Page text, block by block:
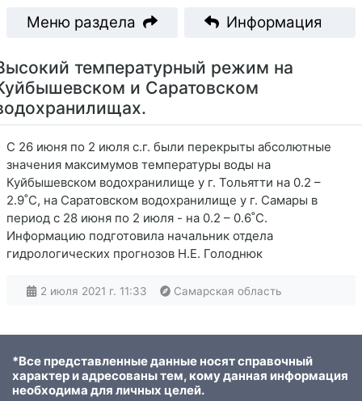
Меню раздела Информация
температурный режим на
и Саратовском
С 26 июня по 2 июля с.г. были перекрыты абсолютные
значения максимумов температуры воды на
Куйбышевском водохранилище у г. Тольятти на 0.2 –
2.9˚С, на Саратовском водохранилище у г. Самары в
период с 28 июня по 2 июля - на 0.2 – 0.6˚С.
Информацию подготовила начальник отдела
гидрологических прогнозов Н.Е. Голоднюк
2 июля 2021 г. 11:33 Самарская область
*Все представленные данные носят справочный
характер и адресованы тем, кому данная информация
необходима для личных целей.